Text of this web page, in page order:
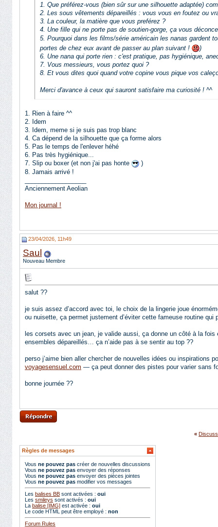
1. Que préférez-vous (bien sûr sur une silhouette adaptée)
2. Les sous vêtements dépareillés : vous vous en foutez ou
3. La couleur, la matière que vous preférez ?
4. Une fille qui ne porte pas de soutien-gorge, ça vous
5. Pourquoi dans les films/série américain les nanas gardent
portes de chez eux avant de passer au plan suivant !
)
6. Une nana qui porte rien : c'est pratique, pas hygiénique,
7. Vous messieurs, vous portez quoi ?
8. Et vous dites quoi quand votre copine vous pique vos
Merci d'avance à ceux qui sauront satisfaire ma curiosité ! ^^
1. Rien à faire ^^
2. Idem
3. Idem, meme si je suis pas trop blanc
4. Ca dépend de la silhouette que ça forme alors
5. Pas le temps de l'enlever héhé
6. Pas très hygiénique...
7. Slip ou boxer (et non j'ai pas honte
)
8. Jamais arrivé !
Anciennement Aeolian
Mon journal !
23/04/2026, 11h49
Saul
Nouveau Membre
salut ??
je suis assez d’accord avec toi, le choix de la lingerie joue
ou nuisette, ça permet justement d’éviter cette fameuse routine qui
les corsets avec un jean, je valide aussi, ça donne un côté à la
ensembles dépareillés… ça n’aide pas à se sentir au top ??
perso j’aime bien aller chercher de nouvelles idées ou inspirations
voyagesensuel.com — ça peut donner des pistes pour varier sans
bonne journée ??
«
Règles de messages
Vous ne pouvez pas créer de nouvelles discussions
Vous ne pouvez pas envoyer des réponses
Vous ne pouvez pas envoyer des pièces jointes
Vous ne pouvez pas modifier vos messages
Les balises BB sont activées : oui
Les smileys sont activés : oui
La balise [IMG] est activée : oui
Le code HTML peut être employé : non
Forum Rules